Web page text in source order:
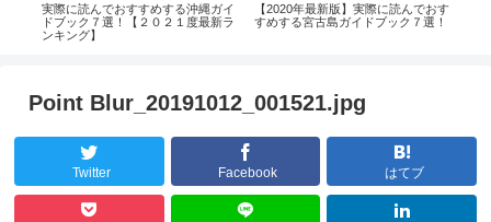
実際に読んでおすすめする沖縄ガイ
ドブック７選！【２０２１度最新ラ
ンキング】
【2020年最新版】実際に読んでおす
すめする宮古島ガイドブック７選！
Point Blur_20191012_001521.jpg
Twitter Facebook はてブ